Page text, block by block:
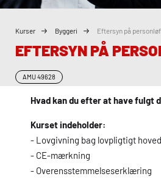
Kurser Byggeri Eftersyn på
EFTERSYN PÅ
AMU49628
Hvad kan du efter at have fulgt
Kurset indeholder:
- Lovgivning bag lovpligtigt
- CE-mærkning
- Overensstemmelseserklæring